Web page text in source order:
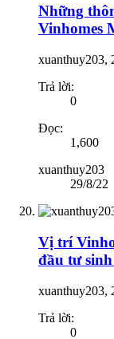
Những
Vinhomes
xuanthuy203,
Trả lời:
0
Đọc:
1,600
xuanthuy203
29/8/22
Vị trí
đầu tư
xuanthuy203,
Trả lời:
0